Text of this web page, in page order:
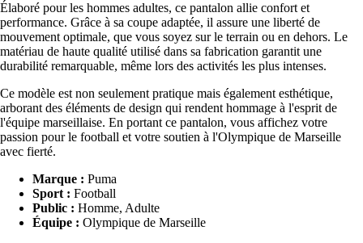
Élaboré pour les hommes adultes, ce pantalon allie confort et
performance. Grâce à sa coupe adaptée, il assure une liberté de
mouvement optimale, que vous soyez sur le terrain ou en dehors. Le
matériau de haute qualité utilisé dans sa fabrication garantit une
durabilité remarquable, même lors des activités les plus intenses.
Ce modèle est non seulement pratique mais également esthétique,
arborant des éléments de design qui rendent hommage à l'esprit de
l'équipe marseillaise. En portant ce pantalon, vous affichez votre
passion pour le football et votre soutien à l'Olympique de Marseille
avec fierté.
Marque : Puma
Sport : Football
Public : Homme, Adulte
Équipe : Olympique de Marseille